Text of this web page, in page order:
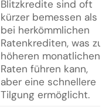
Blitzkredite sind oft
kürzer bemessen als
bei herkömmlichen
Ratenkrediten, was zu
höheren monatlichen
Raten führen kann,
aber eine schnellere
Tilgung ermöglicht.